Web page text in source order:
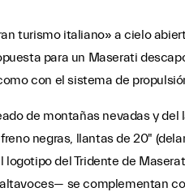
turismo italiano» a cielo
para un Maserati
con el sistema de
de montañas nevadas y
negras, llantas de 20"
logotipo del Tridente de
se complementan